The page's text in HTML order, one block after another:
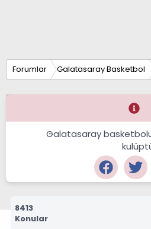
Forumlar Galatasaray Basketbol
Galatasaray
8413
Konular